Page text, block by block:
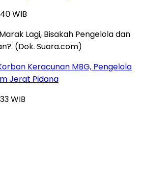
WIB
Keracunan MBG, Pengelola
Jerat Pidana
WIB